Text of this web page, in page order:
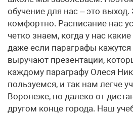
обучение для нас – это выход.
комфортно. Расписание нас
четко знаем, когда у нас
даже если параграфы
выручают презентации,
каждому параграфу Олеся
пользуемся, и так нам легче
Воронеже, но далеко от
другом конце города. Наш